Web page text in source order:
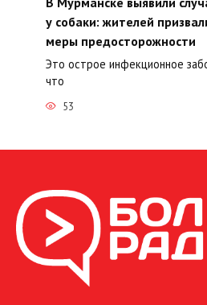
у собаки: жителей
меры предосторожности
Это острое инфекционное
что
53